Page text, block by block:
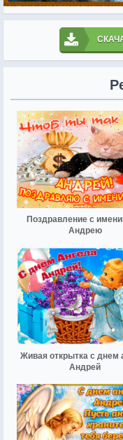
Поздравление с
Андрею
Живая открытка с днем
Андрей